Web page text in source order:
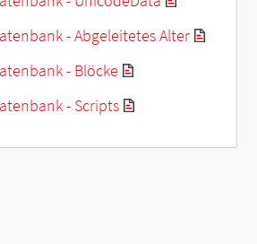
- Abgeleitetes Alter
- Blöcke
- Scripts